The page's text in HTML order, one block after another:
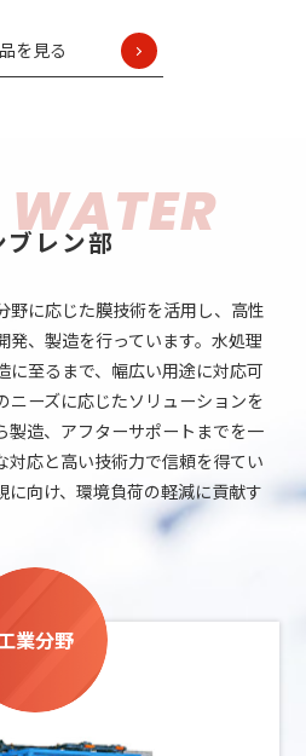
を見る
WATER
ブレン部
野に応じた膜技術を活用し、高性
発、製造を行っています。水処理
に至るまで、幅広い用途に対応可
ニーズに応じたソリューションを
製造、アフターサポートまでを一
対応と高い技術力で信頼を得てい
に向け、環境負荷の軽減に貢献す
業分野